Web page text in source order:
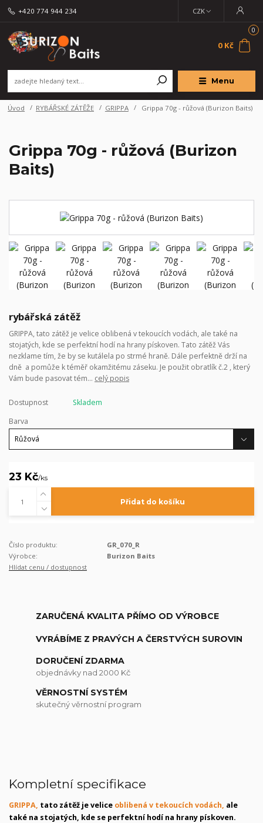
Menu
CZK
+420 774 944 234
0
0 Kč
Úvod RYBÁŘSKÉ ZÁTĚŽE GRIPPA Grippa 70g - růžová (Burizon Baits)
Grippa 70g - růžová (Burizon
Baits)
rybářská zátěž
GRIPPA, tato zátěž je velice oblibená v tekoucích vodách, ale také na
stojatých, kde se perfektní hodí na hrany pískoven. Tato zátěž Vás
nezklame tím, že by se kutálela po strmé hraně. Dále perfektně drží na
dně a pomůže k téměř okamžitému záseku. Je použit obratlík č.2 , který
Vám bude pasovat tém... celý popis
Dostupnost
Skladem
Barva
23 Kč/ks
Přidat do košíku
Číslo produktu:
GR_070_R
Výrobce:
Burizon Baits
Hlídat cenu / dostupnost
ZARUČENÁ KVALITA PŘÍMO OD VÝROBCE
VYRÁBÍME Z PRAVÝCH A ČERSTVÝCH SUROVIN
DORUČENÍ ZDARMA
objednávky nad 2000 Kč
VĚRNOSTNÍ SYSTÉM
skutečný věrnostní program
Kompletní specifikace
GRIPPA, tato zátěž je velice oblibená v tekoucích vodách, ale
také na stojatých, kde se perfektní hodí na hrany pískoven.